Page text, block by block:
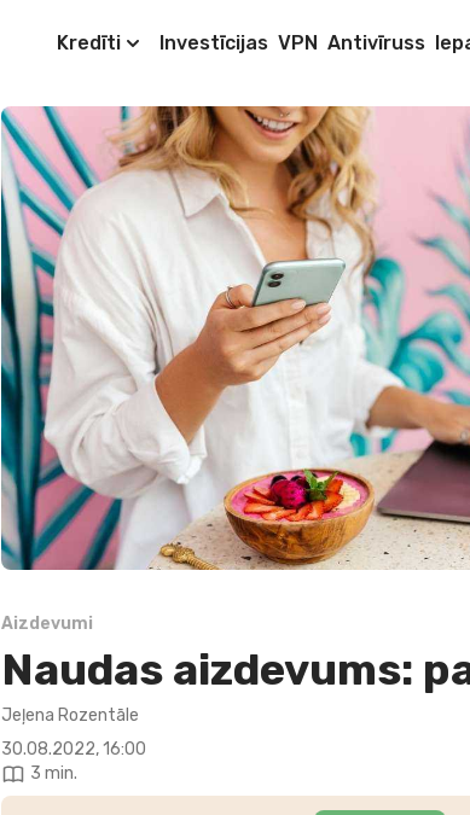
Kredīti Investīcijas VPN Antivīruss
Aizdevumi
Naudas aizdevums:
Jeļena Rozentāle
30.08.2022, 16:00
3 min.